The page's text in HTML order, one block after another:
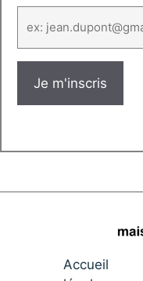
Accueil